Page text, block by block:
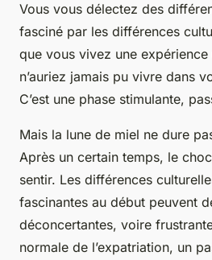
Vous vous délectez des
fasciné par les différences
que vous vivez une
n’auriez jamais pu vivre dans
C’est une phase stimulante,
Mais la lune de miel ne dure
Après un certain temps, le
sentir. Les différences
fascinantes au début peuvent
déconcertantes, voire
normale de l’expatriation, un